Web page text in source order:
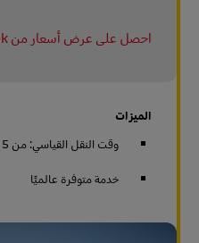
احصل على عرض أسعار من myDHLi Quote + Book
الميزات
وقت النقل القياسي: من 5 إلى 7 أيام
خدمة متوفرة عالميًا